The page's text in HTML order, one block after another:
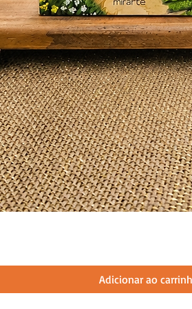
Adicionar ao